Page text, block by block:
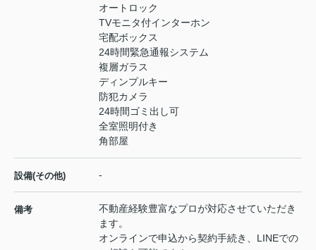
オートロック
TVモニタ付インターホン
宅配ボックス
24時間緊急通報システム
複層ガラス
ディンプルキー
防犯カメラ
24時間ゴミ出し可
全室照明付き
角部屋
設備(その他) -
備考
不動産経験豊富なプロが対応させていただき
ます。
オンラインで申込から契約手続き、LINEでの